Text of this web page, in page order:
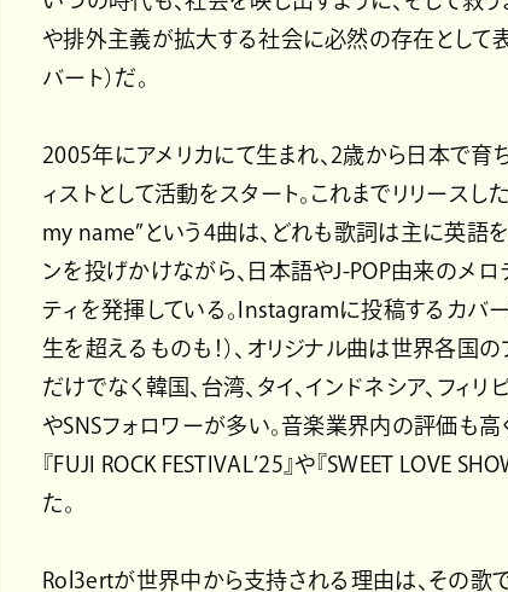
や排外主義が拡大する社会に必然の存在として
バート）だ。
2005年にアメリカにて生まれ、2歳から日本で育
ィストとして活動をスタート。これまでリリースし
my name”という4曲は、どれも歌詞は主に英語
ンを投げかけながら、日本語やJ-POP由来のメロ
ティを発揮している。Instagramに投稿するカバ
生を超えるものも！）、オリジナル曲は世界各国
だけでなく韓国、台湾、タイ、インドネシア、フィ
やSNSフォロワーが多い。音楽業界内の評価も
『FUJI ROCK FESTIVAL’25』や『SWEET LOVE
た。
Rol3ertが世界中から支持される理由は、その歌